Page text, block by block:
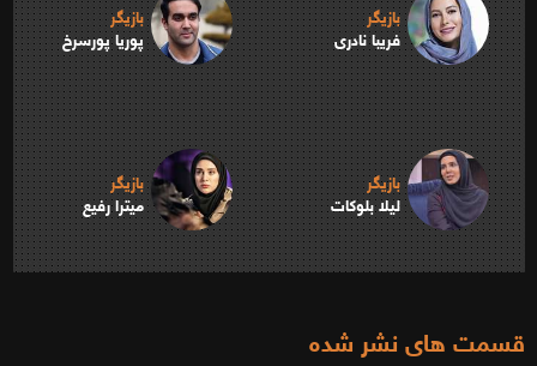
بازیگر
فریبا نادری
بازیگر
پوریا پورسرخ
بازیگر
لیلا بلوکات
بازیگر
میترا رفیع
قسمت های نشر شده